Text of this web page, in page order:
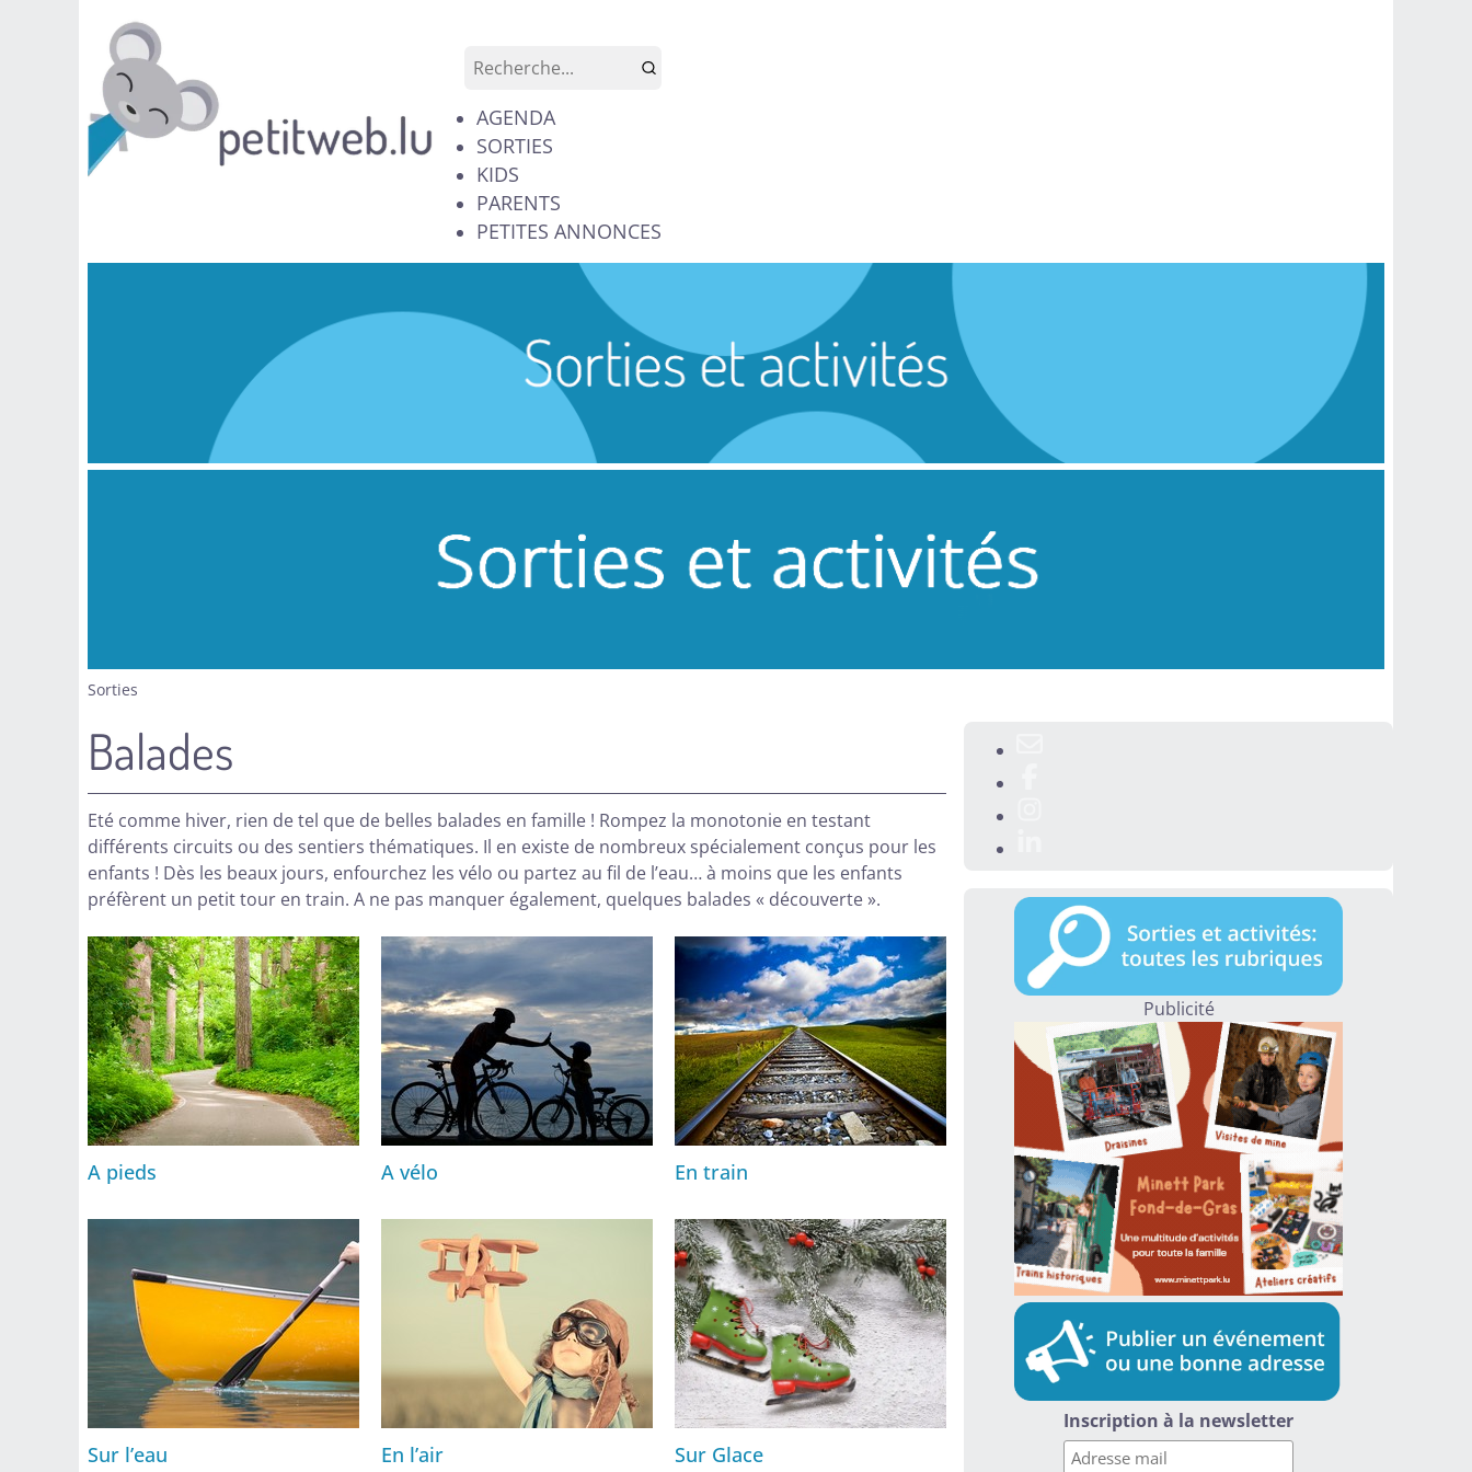
AGENDA
SORTIES
KIDS
PARENTS
PETITES ANNONCES
Sorties
Balades
Eté comme hiver, rien de tel que de belles balades en famille ! Rompez la monotonie en testant
différents circuits ou des sentiers thématiques. Il en existe de nombreux spécialement conçus pour les
enfants ! Dès les beaux jours, enfourchez les vélo ou partez au fil de l’eau… à moins que les enfants
préfèrent un petit tour en train. A ne pas manquer également, quelques balades « découverte ».
A pieds A vélo En train
Sur l’eau En l’air Sur Glace
Publicité
Inscription à la newsletter